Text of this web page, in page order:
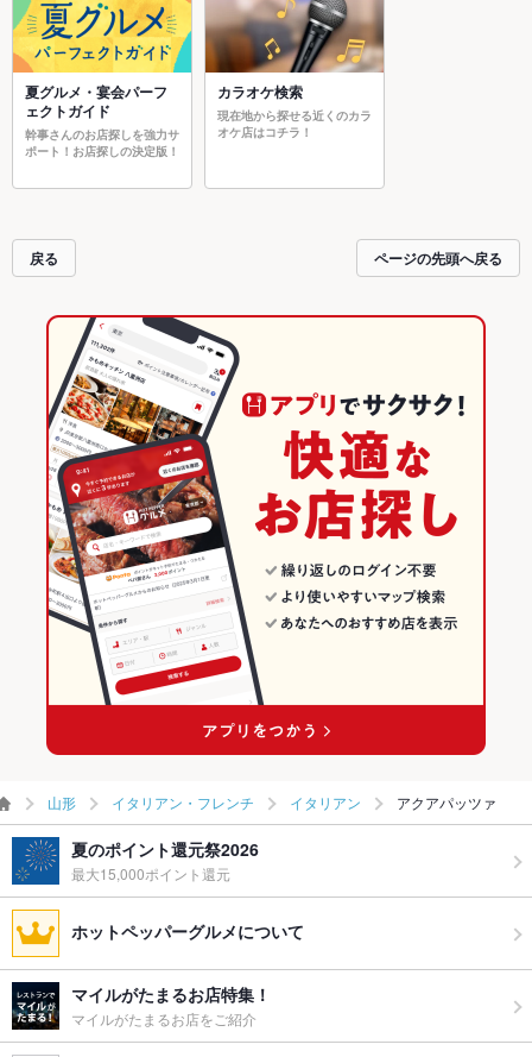
夏グルメ・宴会パーフ
ェクトガイド
幹事さんのお店探しを強力サ
ポート！お店探しの決定版！
カラオケ検索
現在地から探せる近くのカラ
オケ店はコチラ！
戻る ページの先頭へ戻る
山形 イタリアン・フレンチ イタリアン アクアパッツァ
夏のポイント還元祭2026
最大15,000ポイント還元
ホットペッパーグルメについて
マイルがたまるお店特集！
マイルがたまるお店をご紹介